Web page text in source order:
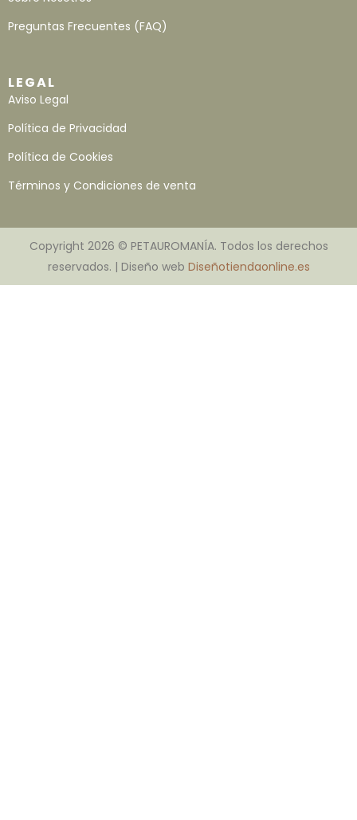
Preguntas Frecuentes (FAQ)
LEGAL
Aviso Legal
Política de Privacidad
Política de Cookies
Términos y Condiciones de venta
Copyright 2026 © PETAUROMANÍA. Todos los derechos
reservados. | Diseño web Diseñotiendaonline.es